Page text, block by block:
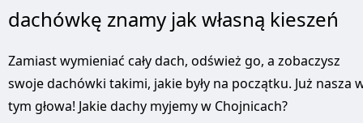
dachówkę znamy jak własną kieszeń
Zamiast wymieniać cały dach, odśwież go, a zobaczysz
swoje dachówki takimi, jakie były na początku. Już nasza
tym głowa! Jakie dachy myjemy w Chojnicach?